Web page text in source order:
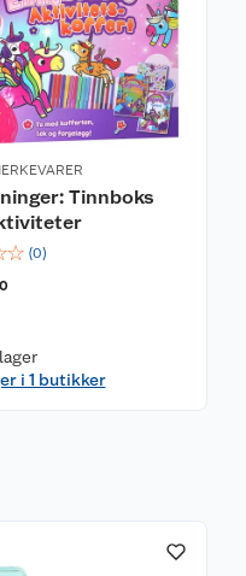
Tinnboks
☆ (0)
i 1 butikker